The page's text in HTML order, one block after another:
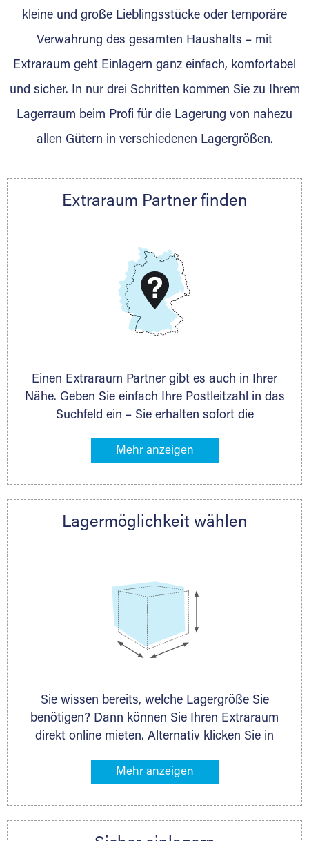
Ihre Vorteile als Extraraum Partner:
Marktgerechte Preise
Digitale Buchungsplattform
Gewinnung von Neukunden
Nachricht.
Telefon:+49 6145 5442 - 404
DMG Aktiengesellschaft
www.dmg-ag.com
kleine und große Lieblingsstücke oder temporäre
Verwahrung des gesamten Haushalts – mit
Extraraum geht Einlagern ganz einfach, komfortabel
und sicher. In nur drei Schritten kommen Sie zu Ihrem
Lagerraum beim Profi für die Lagerung von nahezu
allen Gütern in verschiedenen Lagergrößen.
Extraraum Partner finden
Einen Extraraum Partner gibt es auch in Ihrer
Nähe. Geben Sie einfach Ihre Postleitzahl in das
Suchfeld ein – Sie erhalten sofort die
Lagermöglichkeiten in Ihrer Nähe. An zahlreichen
direkt online mieten. Gibt es Extraraum noch
nächstgelegenen Partner und besprechen alles
Lagermöglichkeit wählen
Sie wissen bereits, welche Lagergröße Sie
benötigen? Dann können Sie Ihren Extraraum
direkt online mieten. Alternativ klicken Sie in
Gegenstände an, die Sie einlagern möchten –
ermittelt. Natürlich steht Ihnen Ihr Extraraum